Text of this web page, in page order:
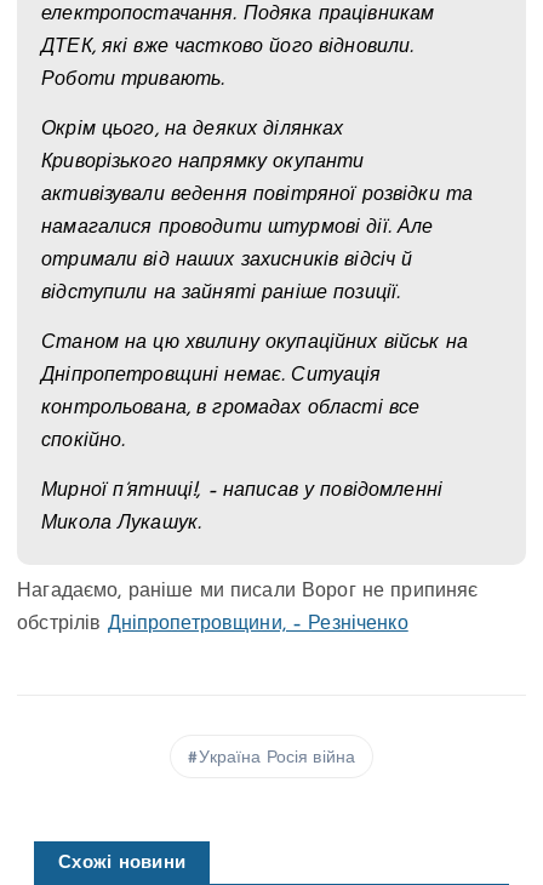
електропостачання. Подяка працівникам
ДТЕК, які вже частково його відновили.
Роботи тривають.
Окрім цього, на деяких ділянках
Криворізького напрямку окупанти
активізували ведення повітряної розвідки та
намагалися проводити штурмові дії. Але
отримали від наших захисників відсіч й
відступили на зайняті раніше позиції.
Станом на цю хвилину окупаційних військ на
Дніпропетровщині немає. Ситуація
контрольована, в громадах області все
спокійно.
Мирної п’ятниці!, – написав у повідомленні
Микола Лукашук.
Нагадаємо, раніше ми писали Ворог не припиняє
обстрілів Дніпропетровщини, – Резніченко
Україна Росія війна
Схожі новини